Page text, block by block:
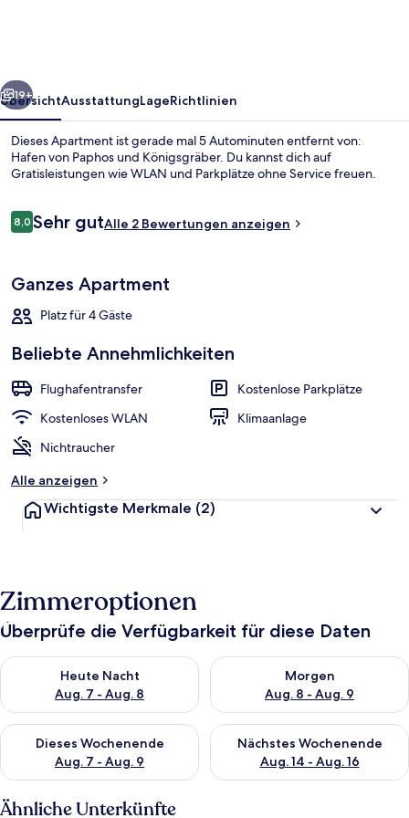
Weiter
19+
ÜbersichtAusstattungLageRichtlinien
Dieses Apartment ist gerade mal 5 Autominuten entfernt von:
Hafen von Paphos und Königsgräber. Du kannst dich auf
Gratisleistungen wie WLAN und Parkplätze ohne Service freuen.
Bewertungen
8,08,0 von 10.
Sehr gutAlle 2 Bewertungen anzeigen
Ganzes Apartment
Platz für 4 Gäste
Beliebte Annehmlichkeiten
Flughafentransfer
Kostenlose Parkplätze
Kostenloses WLAN
Klimaanlage
Nichtraucher
Alle anzeigen
Wichtigste Merkmale (2)
Zimmeroptionen
Überprüfe die Verfügbarkeit für diese Daten
Heute Nacht
Aug. 7 - Aug. 8
Überprüfe die Verfügbarkeit für heute Nacht, Aug. 7 - Aug. 8.
Morgen
Aug. 8 - Aug. 9
Überprüfe die Verfügbarkeit
Dieses Wochenende
Aug. 7 - Aug. 9
Überprüfe die Verfügbarkeit für dieses Wochenende, Aug. 7
Nächstes Wochenende
Aug. 14 - Aug. 16
Überprüfe die Verfügbarkeit
Ähnliche Unterkünfte